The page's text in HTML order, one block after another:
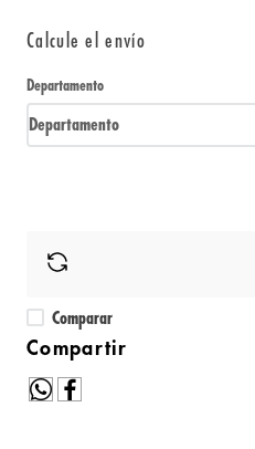
Calcule el envío
Departamento
Departamento
Comparar